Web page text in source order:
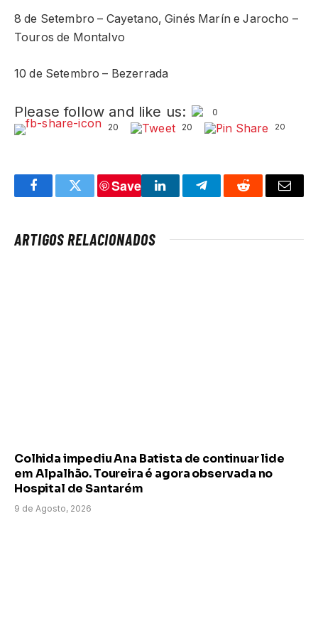
8 de Setembro – Cayetano, Ginés Marín e Jarocho –
Touros de Montalvo
10 de Setembro – Bezerrada
Please follow and like us:
0
20
20 20
FacebookTwitter
Save
LinkedInTelegramReddit Email
ARTIGOS RELACIONADOS
Colhida impediu Ana Batista de continuar lide
em Alpalhão. Toureira é agora observada no
Hospital de Santarém
9 de Agosto, 2026